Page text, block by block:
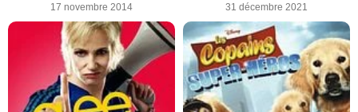
17 novembre 2014 31 décembre 2021